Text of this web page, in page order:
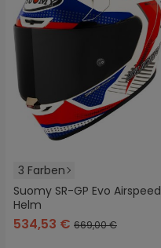
3 Farben
Suomy SR-GP Evo Airspeed
Helm
534,53 € 669,00 €